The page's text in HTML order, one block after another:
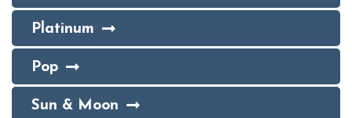
Platinum
Pop
Sun & Moon